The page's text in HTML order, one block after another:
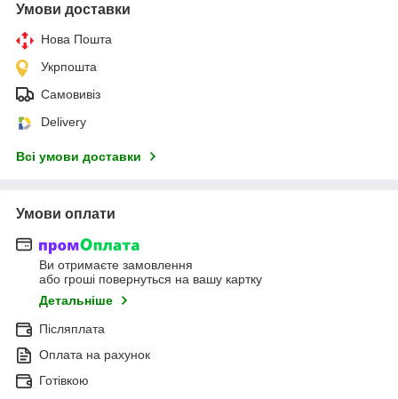
Умови доставки
Нова Пошта
Укрпошта
Самовивіз
Delivery
Всі умови доставки
Умови оплати
Ви отримаєте замовлення
або гроші повернуться на вашу картку
Детальніше
Післяплата
Оплата на рахунок
Готівкою